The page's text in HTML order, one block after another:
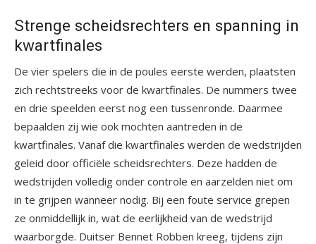
Strenge scheidsrechters en spanning in
kwartfinales
De vier spelers die in de poules eerste werden, plaatsten
zich rechtstreeks voor de kwartfinales. De nummers twee
en drie speelden eerst nog een tussenronde. Daarmee
bepaalden zij wie ook mochten aantreden in de
kwartfinales. Vanaf die kwartfinales werden de wedstrijden
geleid door officiële scheidsrechters. Deze hadden de
wedstrijden volledig onder controle en aarzelden niet om
in te grijpen wanneer nodig. Bij een foute service grepen
ze onmiddellijk in, wat de eerlijkheid van de wedstrijd
waarborgde. Duitser Bennet Robben kreeg, tijdens zijn